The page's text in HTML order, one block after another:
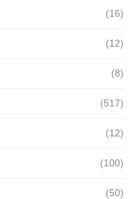
(16)
(12)
(8)
(517)
(12)
(100)
(50)